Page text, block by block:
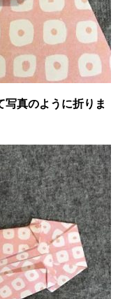
真のように折りま